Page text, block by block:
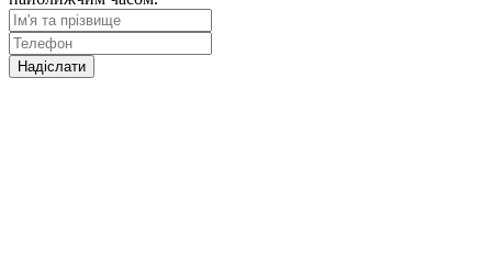
Надіслати